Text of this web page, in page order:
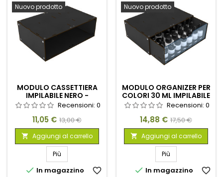
Nuovo prodotto
MODULO CASSETTIERA
IMPILABILE NERO -
VUOTORecensioni: 0
Prezzo
11,05 € Prezzo
base
13,00 €
 Aggiungi al carrello
Più
 In magazzino favorite_border
Nuovo prodotto
MODULO ORGANIZER PER
COLORI 30 ML IMPILABILE
E MAGNETIZZATO - NERO
Recensioni: 0
Prezzo
14,88 € Prezzo
base
17,50 €
 Aggiungi al carrello
Più
 In magazzino favorite_border